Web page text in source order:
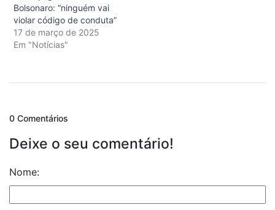
Bolsonaro: “ninguém vai
violar código de conduta”
17 de março de 2025
Em "Notícias"
0 Comentários
Deixe o seu comentário!
Nome: